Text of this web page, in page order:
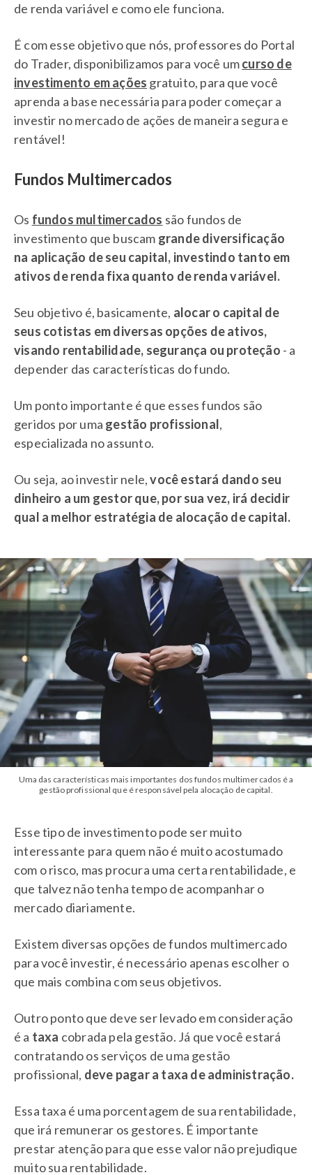
de renda variável e como ele funciona.
É com esse objetivo que nós, professores do Portal
do Trader, disponibilizamos para você umcurso de
investimento em ações gratuito, para que você
aprenda a base necessária para poder começar a
investir no mercado de ações de maneira segura e
rentável!
Fundos Multimercados
Os fundos multimercados são fundos de
investimento que buscam grande diversificação
na aplicação de seu capital, investindo tanto em
ativos de renda fixa quanto de renda variável.
Seu objetivo é, basicamente, alocar o capital de
seus cotistas em diversas opções de ativos,
visando rentabilidade, segurança ou proteção - a
depender das características do fundo.
Um ponto importante é que esses fundos são
geridos por uma gestão profissional,
especializada no assunto.
Ou seja, ao investir nele,você estará dando seu
dinheiro a um gestor que, por sua vez, irá decidir
qual a melhor estratégia de alocação de capital.
Uma das características mais importantes dos fundos multimercados é a
gestão profissional que é responsável pela alocação de capital.
Esse tipo de investimento pode ser muito
interessante para quem não é muito acostumado
com o risco, mas procura uma certa rentabilidade, e
que talvez não tenha tempo de acompanhar o
mercado diariamente.
Existem diversas opções de fundos multimercado
para você investir, é necessário apenas escolher o
que mais combina com seus objetivos.
Outro ponto que deve ser levado em consideração
é a taxa cobrada pela gestão. Já que você estará
contratando os serviços de uma gestão
profissional, deve pagar a taxa de administração.
Essa taxa é uma porcentagem de sua rentabilidade,
que irá remunerar os gestores. É importante
prestar atenção para que esse valor não prejudique
muito sua rentabilidade.